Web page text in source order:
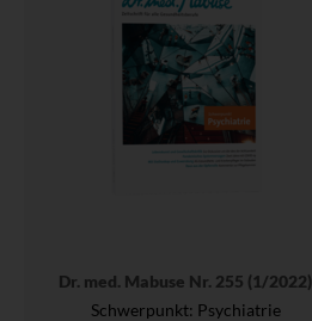
Dr. med. Mabuse Nr. 255 (1/2022)
Schwerpunkt: Psychiatrie